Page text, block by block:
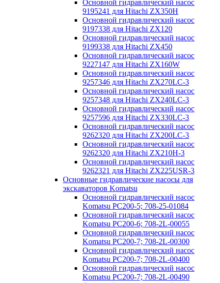
Основной гидравлический насос
9195241 для Hitachi ZX350H
Основной гидравлический насос
9197338 для Hitachi ZX120
Основной гидравлический насос
9199338 для Hitachi ZX450
Основной гидравлический насос
9227147 для Hitachi ZX160W
Основной гидравлический насос
9257346 для Hitachi ZX270LC-3
Основной гидравлический насос
9257348 для Hitachi ZX240LC-3
Основной гидравлический насос
9257596 для Hitachi ZX330LC-3
Основной гидравлический насос
9262320 для Hitachi ZX200LC-3
Основной гидравлический насос
9262320 для Hitachi ZX210H-3
Основной гидравлический насос
9262321 для Hitachi ZX225USR-3
Основные гидравлические насосы для
экскаваторов Komatsu
Основной гидравлический насос
Komatsu PC200-5; 708-25-01084
Основной гидравлический насос
Komatsu PC200-6; 708-2L-00055
Основной гидравлический насос
Komatsu PC200-7; 708-2L-00300
Основной гидравлический насос
Komatsu PC200-7; 708-2L-00400
Основной гидравлический насос
Komatsu PC200-7; 708-2L-00490